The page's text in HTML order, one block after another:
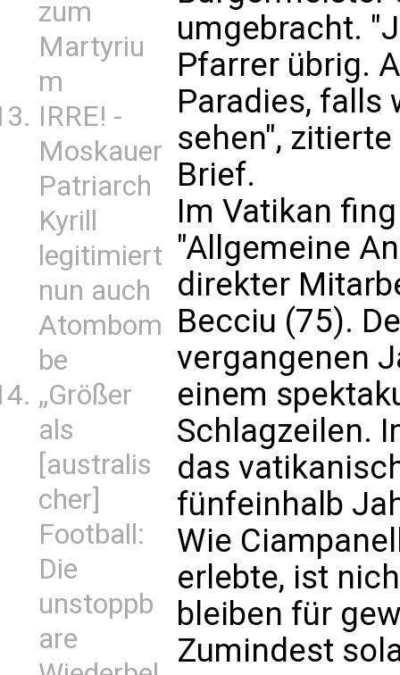
zum
Martyriu
m
IRRE! -
Moskauer
Patriarch
Kyrill
legitimiert
nun auch
Atombom
be
„Größer
als
[australis
cher]
Football:
Die
unstoppb
are
umgebracht.
Pfarrer übrig.
Paradies, falls
sehen",
Brief.
Im Vatikan
"Allgemeine
direkter
Becciu (75).
vergangenen
einem
Schlagzeilen.
das
fünfeinhalb
Wie
erlebte, ist
bleiben für
Zumindest